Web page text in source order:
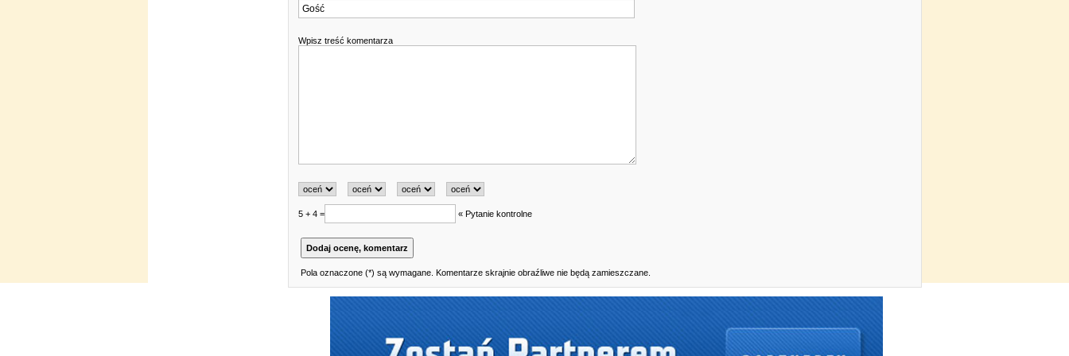
Wpisz treść komentarza
5 + 4 = « Pytanie kontrolne
Pola oznaczone (*) są wymagane. Komentarze skrajnie obraźliwe nie będą zamieszczane.